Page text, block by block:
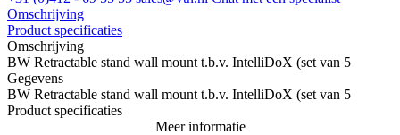
Omschrijving
Product specificaties
Omschrijving
BW Retractable stand wall mount t.b.v. IntelliDoX (set van 5
Gegevens
BW Retractable stand wall mount t.b.v. IntelliDoX (set van 5
Product specificaties
Meer informatie